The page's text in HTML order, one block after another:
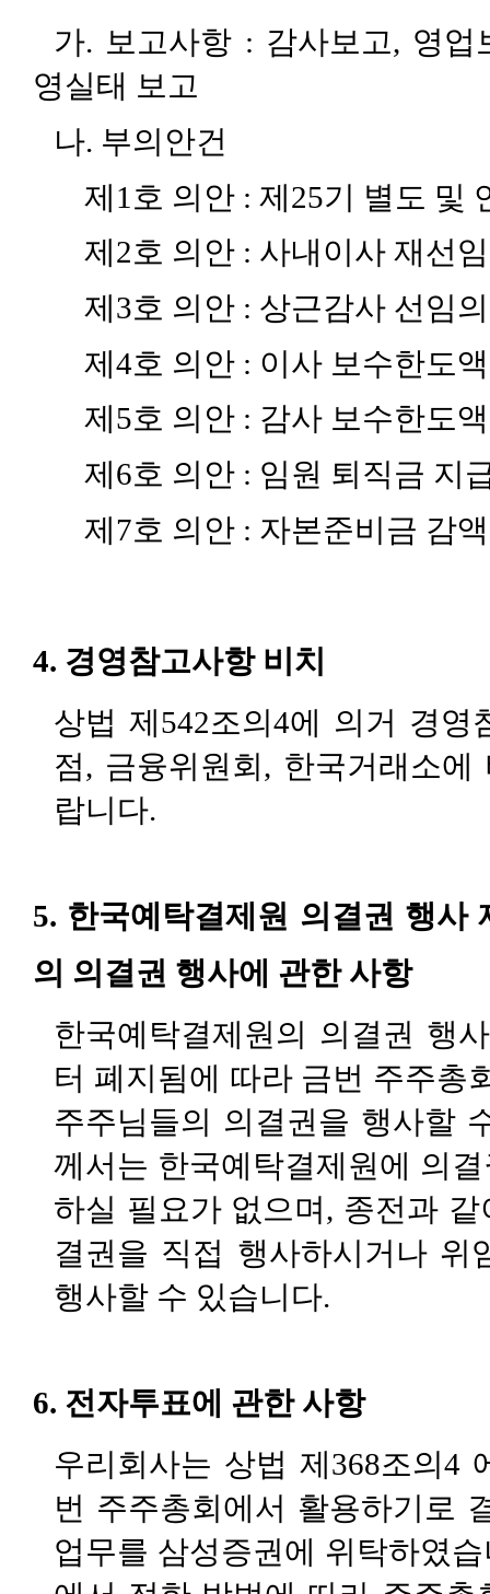
가. 보고사항 : 감사보고, 영업
영실태 보고
나. 부의안건
제1 호 의안 :제25기 별도 및
제 2호 의안 : 사내이사 재선
제3호 의안 : 상근감사 선임
제4호 의안 : 이사 보수한도
제 5호 의안 : 감사 보수한도
제6호 의안 : 임원 퇴직금 지
제7호 의안 : 자본준비금 감
4. 경영참고사항 비치
상법 제542조의4에 의거 경영
점, 금융위원회, 한국거래소에
랍니다.
5. 한국예탁결제원 의결권 행사
의 의결권 행사에 관한 사항
한국예탁결제원의 의결권 행
터 폐지됨에 따라 금번 주주총
주주님들의 의결권을 행사할
께서는 한국예탁결제원에 의
하실 필요가 없으며, 종전과
결권을 직접 행사하시거나 위
행사할 수 있습니다.
6. 전자투표에 관한 사항
우리회사는 상법 제368조의4
번 주주총회에서 활용하기로
업무를 삼성증권에 위탁하였